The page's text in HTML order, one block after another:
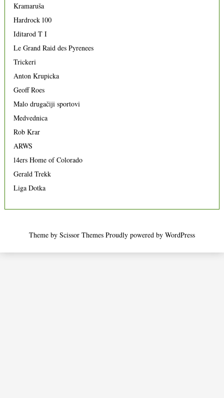
Kramaruša
Hardrock 100
Iditarod T I
Le Grand Raid des Pyrenees
Trickeri
Anton Krupicka
Geoff Roes
Malo drugačiji sportovi
Medvednica
Rob Krar
ARWS
14ers Home of Colorado
Gerald Trekk
Liga Dotka
Theme by Scissor Themes Proudly powered by WordPress